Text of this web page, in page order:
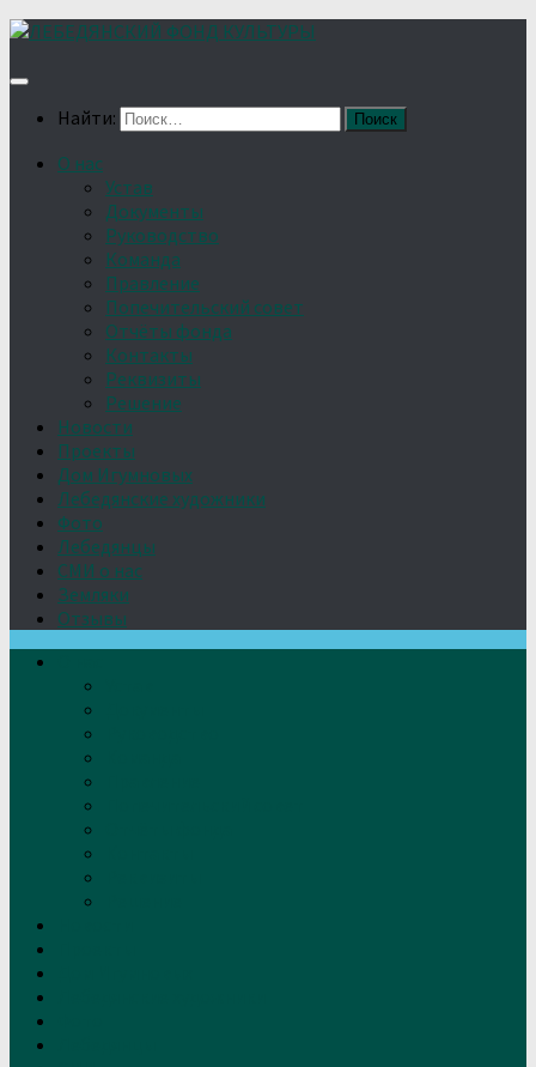
Найти:
О нас
Устав
Документы
Руководство
Команда
Правление
Попечительский совет
Отчёты фонда
Контакты
Реквизиты
Решение
Новости
Проекты
Дом Игумновых
Лебедянские художники
Фото
Лебедянцы
СМИ о нас
Земляки
Отзывы